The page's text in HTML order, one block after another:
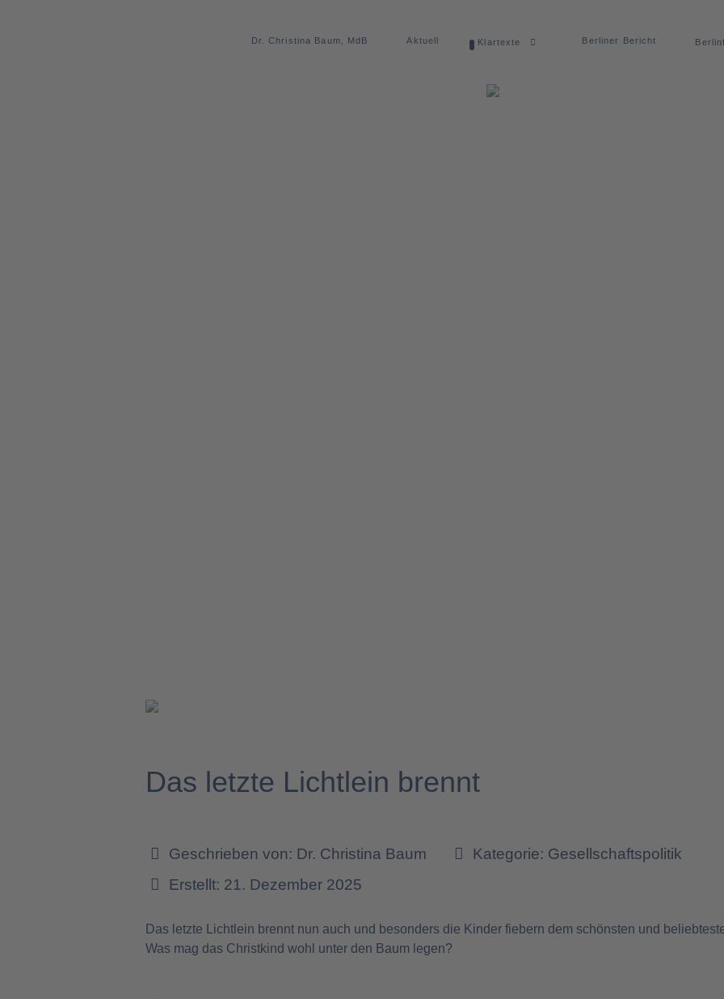
Dr. Christina Baum, MdB Aktuell Klartexte Berliner Bericht
Das letzte Lichtlein brennt
Geschrieben von: Dr. Christina Baum Kategorie: Gesellschaftspolitik
Erstellt: 21. Dezember 2025
Das letzte Lichtlein brennt nun auch und besonders die Kinder fiebern dem schönsten und
Was mag das Christkind wohl unter den Baum legen?